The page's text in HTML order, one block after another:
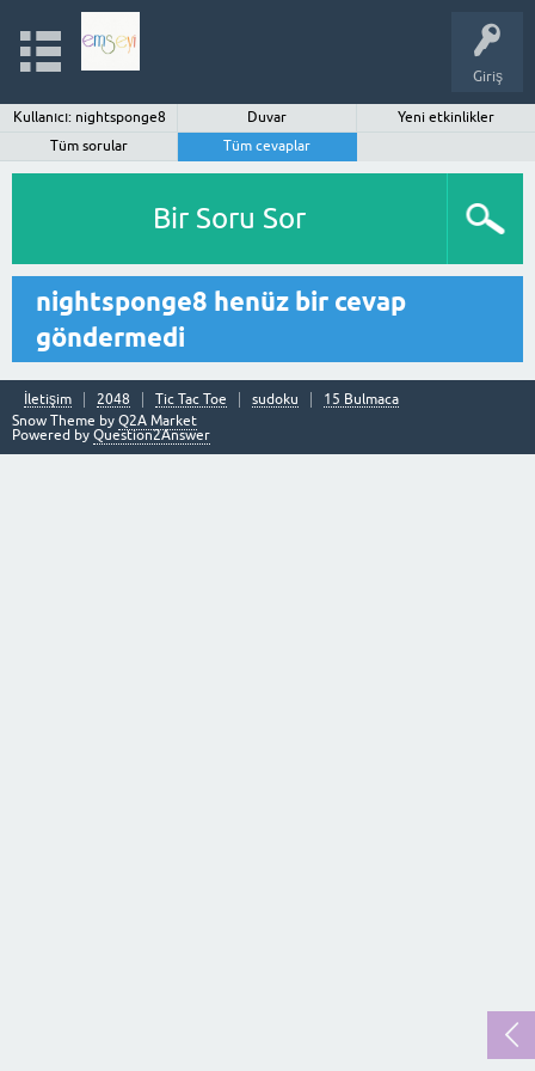
Giriş
Kullanıcı: nightsponge8 Duvar
Yeni etkinlikler
Tüm sorular
Tüm cevaplar
Bir Soru Sor
nightsponge8 henüz bir cevap
göndermedi
İletişim 2048 Tic Tac Toe sudoku
15 Bulmaca
Snow Theme by Q2A Market
Powered by Question2Answer